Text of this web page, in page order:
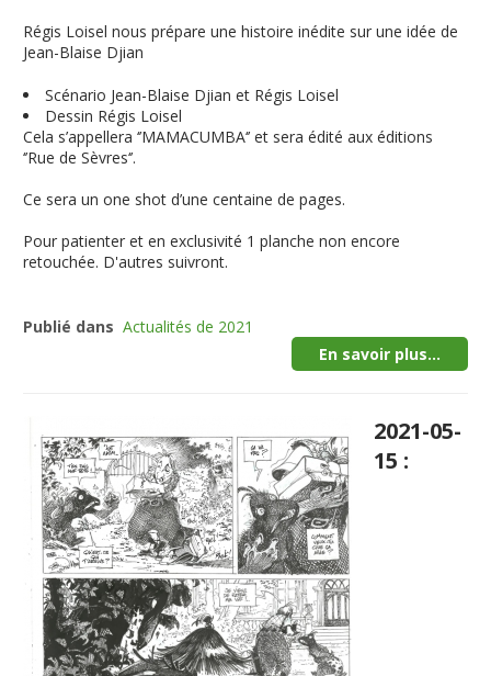
Régis Loisel nous prépare une histoire inédite sur une idée de
Jean-Blaise Djian
Scénario Jean-Blaise Djian et Régis Loisel
Dessin Régis Loisel
Cela s’appellera ‘’MAMACUMBA‘’ et sera édité aux éditions
‘’Rue de Sèvres‘’.
Ce sera un one shot d’une centaine de pages.
Pour patienter et en exclusivité 1 planche non encore
retouchée. D'autres suivront.
Publié dans Actualités de 2021
En savoir plus...
2021-05-
15 :